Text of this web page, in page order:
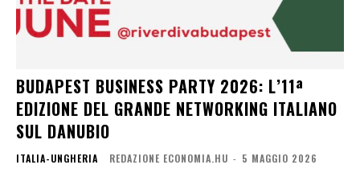
BUDAPEST BUSINESS PARTY 2026: L’11ª
EDIZIONE DEL GRANDE NETWORKING ITALIANO
SUL DANUBIO
ITALIA-UNGHERIA REDAZIONE ECONOMIA.HU - 5 MAGGIO 2026